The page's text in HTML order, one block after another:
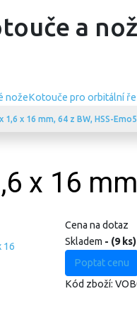
a
nožeKotouče pro orbitální
1,6 x 16 mm, 64 z BW, HSS-
x 16
Cena na dotaz
Skladem - (9 ks)
Poptat cenu
Kód zboží: